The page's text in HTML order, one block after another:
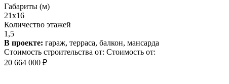
Габариты (м)
21x16
Количество этажей
1,5
В проекте: гараж, терраса, балкон, мансарда
Стоимость строительства от: Стоимость от:
20 664 000 ₽